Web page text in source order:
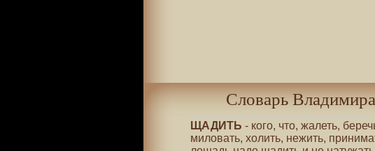
Словарь
ЩАДИТЬ - кого, что, жалеть,
миловать, холить, нежить,